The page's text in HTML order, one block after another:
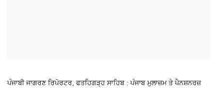
ਪੰਜਾਬੀ ਜਾਗਰਣ ਰਿਪੋਰਟਰ, ਫਤਹਿਗੜ੍ਹ ਸਾਹਿਬ : ਪੰਜਾਬ ਮੁਲਾਜ਼ਮ ਤੇ ਪੈਨਸ਼ਨਰਜ਼